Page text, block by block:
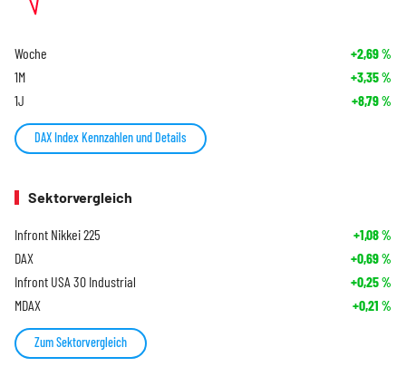
Woche +2,69%
1M +3,35%
1J +8,79%
DAX Index Kennzahlen und Details
Sektorvergleich
Infront Nikkei 225 +1,08%
DAX +0,69%
Infront USA 30 Industrial +0,25%
MDAX +0,21 %
Zum Sektorvergleich